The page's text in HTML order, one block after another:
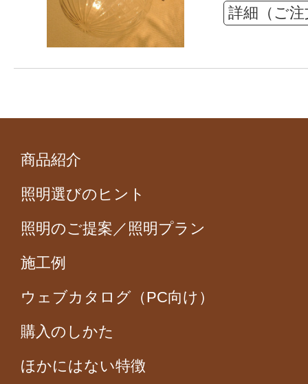
詳細（ご
商品紹介
照明選びのヒント
照明のご提案／照明プラン
施工例
ウェブカタログ（PC向け）
購入のしかた
ほかにはない特徴